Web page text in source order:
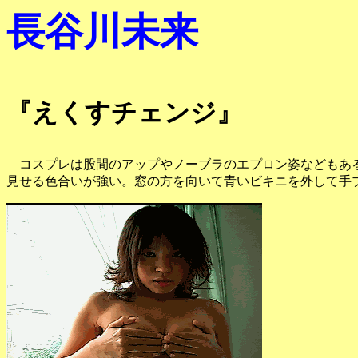
長谷川未来
『えくすチェンジ』
コスプレは股間のアップやノーブラのエプロン姿なども
見せる色合いが強い。窓の方を向いて青いビキニを外して